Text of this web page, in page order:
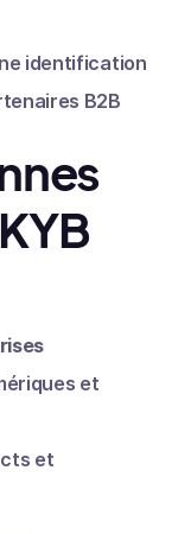
identification
B2B
et
et